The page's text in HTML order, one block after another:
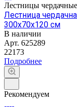
Лестницы чердачные
Лестница
300х70х120 см
В наличии
Арт. 625289
22173
Подробнее
Рекомендуем